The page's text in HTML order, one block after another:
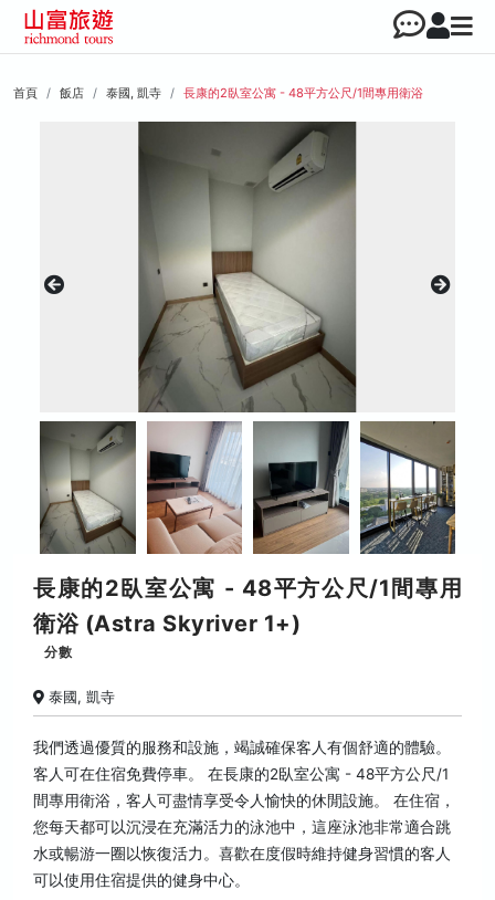
首頁 飯店 泰國, 凱寺 長康的2臥室公寓 - 48平方公尺/1間專用衛浴
長康的2臥室公寓 - 48平方公尺/1間專用
衛浴 (Astra Skyriver 1+)
分數
泰國, 凱寺
我們透過優質的服務和設施，竭誠確保客人有個舒適的體驗。
客人可在住宿免費停車。 在長康的2臥室公寓 - 48平方公尺/1
間專用衛浴，客人可盡情享受令人愉快的休閒設施。 在住宿，
您每天都可以沉浸在充滿活力的泳池中，這座泳池非常適合跳
水或暢游一圈以恢復活力。喜歡在度假時維持健身習慣的客人
可以使用住宿提供的健身中心。